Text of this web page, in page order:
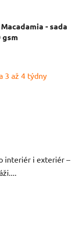
- sada
gsm
3 až 4 týdny
interiér i exteriér –